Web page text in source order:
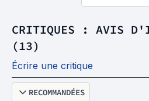
CRITIQUES : AVIS
(13)
Écrire une critique
RECOMMANDÉES